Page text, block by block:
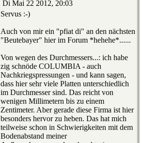
Di Mai 22 2012, 20:03
Servus :-)
Auch von mir ein "pfiat di" an den nächsten
"Beutebayer" hier im Forum *hehehe*......
Von wegen des Durchmessers...: ich habe
zig schnöde COLUMBIA - auch
Nachkriegspressungen - und kann sagen,
dass hier sehr viele Platten unterschiedlich
im Durchmesser sind. Das reicht von
wenigen Millimetern bis zu einem
Zentimeter. Aber gerade diese Firma ist hier
besonders hervor zu heben. Das hat mich
teilweise schon in Schwierigkeiten mit dem
Bodenabstand meiner